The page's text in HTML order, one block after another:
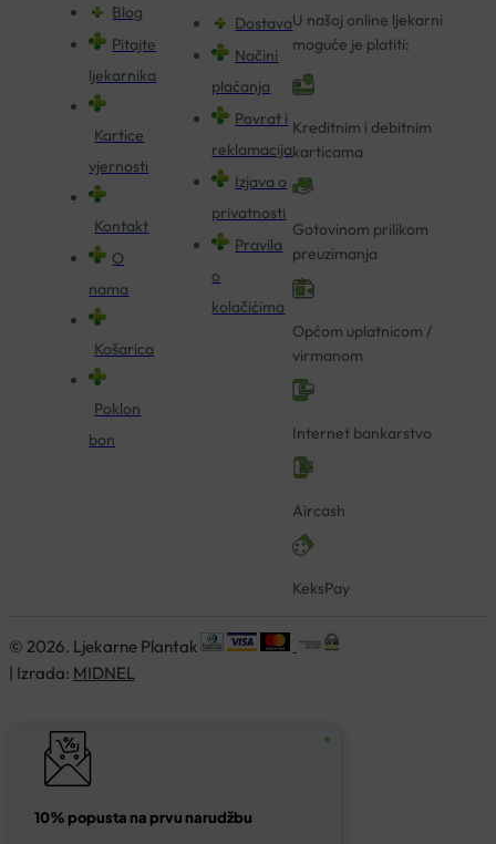
Blog
Pitajte
ljekarnika
Kartice
vjernosti
Kontakt
O
nama
Košarica
Poklon
bon
Dostava
Načini
plaćanja
Povrat i
reklamacija
Izjava o
privatnosti
Pravila
o
kolačićima
U našoj online ljekarni
moguće je platiti:
Kreditnim i debitnim
karticama
Gotovinom prilikom
preuzimanja
Općom uplatnicom /
virmanom
Internet bankarstvo
Aircash
KeksPay
© 2026. Ljekarne Plantak
| Izrada: MIDNEL
10% popusta na prvu narudžbu